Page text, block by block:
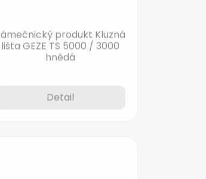
lišta GEZE TS 5000 / 3000
hnědá